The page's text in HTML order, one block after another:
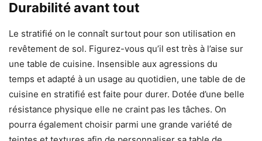
Durabilité avant tout
Le stratifié on le connaît surtout pour son utilisation en
revêtement de sol. Figurez-vous qu’il est très à l’aise sur
une table de cuisine. Insensible aux agressions du
temps et adapté à un usage au quotidien, une table de de
cuisine en stratifié est faite pour durer. Dotée d’une belle
résistance physique elle ne craint pas les tâches. On
pourra également choisir parmi une grande variété de